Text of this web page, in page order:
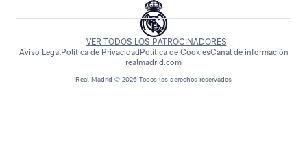
Real Madrid © 2026 Todos los derechos reservados
VER TODOS LOS PATROCINADORES
Aviso LegalPolítica de Privacidad Política de CookiesCanal de información
realmadrid.com